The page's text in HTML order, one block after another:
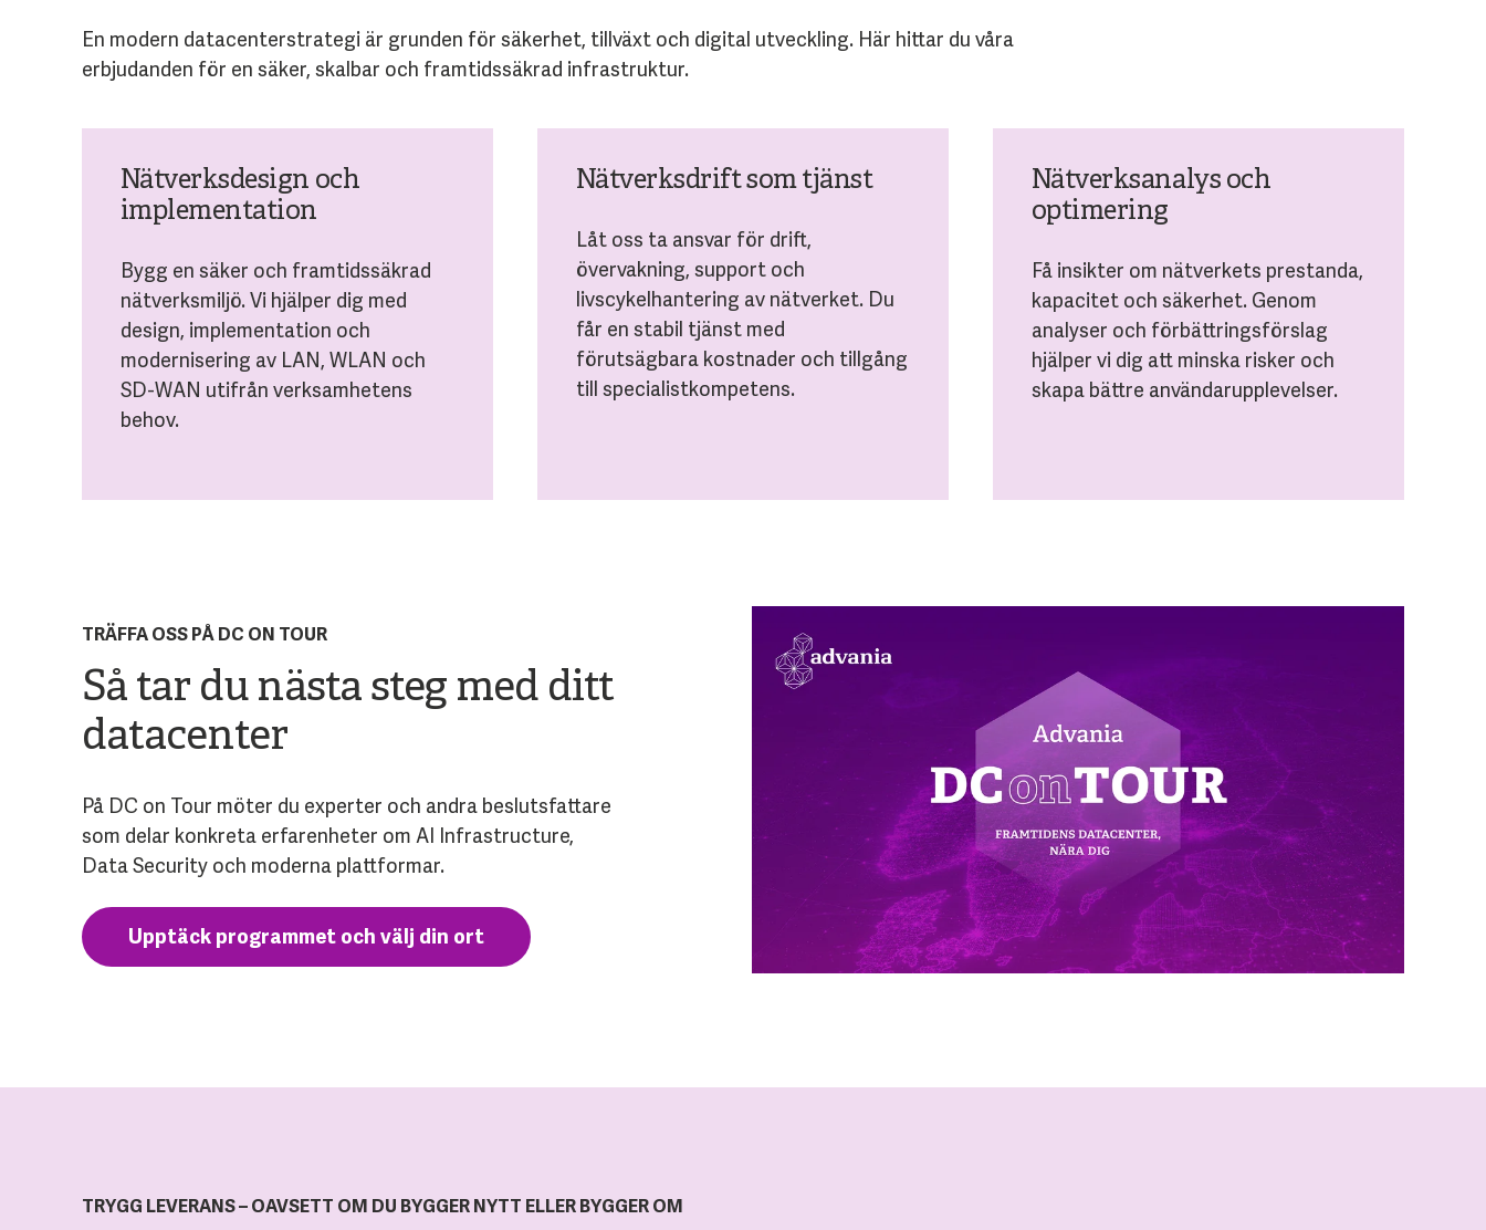
En modern datacenterstrategi är grunden för säkerhet, tillväxt och digital utveckling. Här hittar du våra
erbjudanden för en säker, skalbar och framtidssäkrad infrastruktur.
Nätverksdesign och
implementation
Bygg en säker och framtidssäkrad
nätverksmiljö. Vi hjälper dig med
design, implementation och
modernisering av LAN, WLAN och
SD-WAN utifrån verksamhetens
behov.
Nätverksdrift som tjänst
Låt oss ta ansvar för drift,
övervakning, support och
livscykelhantering av nätverket. Du
får en stabil tjänst med
förutsägbara kostnader och tillgång
till specialistkompetens.
Nätverksanalys och
optimering
Få insikter om nätverkets prestanda,
kapacitet och säkerhet. Genom
analyser och förbättringsförslag
hjälper vi dig att minska risker och
skapa bättre användarupplevelser.
TRÄFFA OSS PÅ DC ON TOUR
Så tar du nästa steg med ditt
datacenter
På DC on Tour möter du experter och andra beslutsfattare
som delar konkreta erfarenheter om AI Infrastructure,
Data Security och moderna plattformar.
Upptäck programmet och välj din ort
TRYGG LEVERANS – OAVSETT OM DU BYGGER NYTT ELLER BYGGER OM